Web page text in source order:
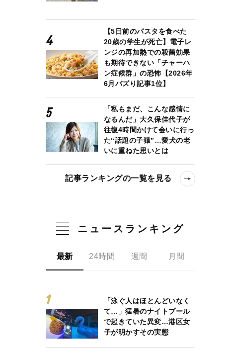
【5日前のパスタを食べた
20歳の学生が死亡】電子レ
ンジの再加熱での殺菌効果
も期待できない「チャーハ
ン症候群」の恐怖【2026年
6月バズり記事1位】
「私もまだ、こんな感情に
なるんだ」大久保佳代子が
往復4時間かけて会いに行っ
た“話題の子猿”…愛犬の老
いに重ねた思いとは
記事ランキングの一覧を見る
ニュースランキング
最新 24時間 週間 月間
「泳ぐ人はほとんどいなく
て…」猛暑のナイトプール
で起きていた異変…港区女
子が明かすその実態